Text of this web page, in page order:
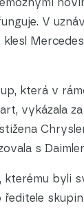
V
která v
vykázala
s
byli